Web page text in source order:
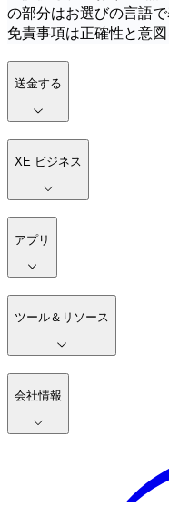
の部分はお選びの言語
免責事項は正確性と意
送金する
XE ビジネス
アプリ
ツール＆リソース
会社情報